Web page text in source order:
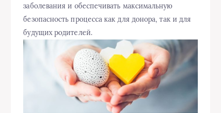
заболевания и обеспечивать максимальную
безопасность процесса как для донора, так и для
будущих родителей.